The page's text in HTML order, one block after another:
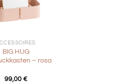
BIG HUG
– rosa
99,00 €